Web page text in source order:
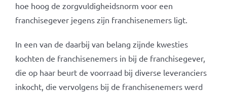
hoe hoog de zorgvuldigheidsnorm voor een
franchisegever jegens zijn franchisenemers ligt.
In een van de daarbij van belang zijnde kwesties
kochten de franchisenemers in bij de franchisegever,
die op haar beurt de voorraad bij diverse leveranciers
inkocht, die vervolgens bij de franchisenemers werd